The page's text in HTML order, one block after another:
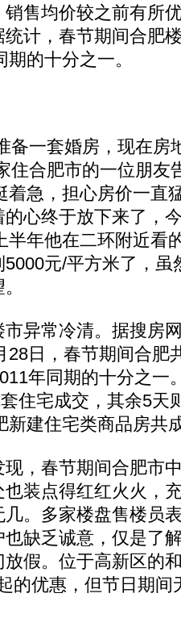
售均价较之前有所
计，春节期间合肥
的十分之一。
一套婚房，现在房
住合肥市的一位朋友
着急，担心房价一直
心终于放下来了，
半年他在二环附近看
元/平方米了，虽
常冷清。据搜房
28日，春节期间合肥
年同期的十分之一
住宅成交，其余5天
新建住宅类商品房共
春节期间合肥市
也装点得红红火火，
。多家楼盘售楼员
缺乏诚意，仅是了
假。位于高新区的
的优惠，但节日期间